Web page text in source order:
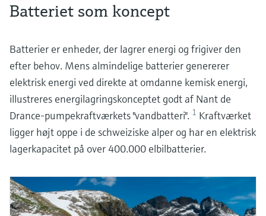
Batteriet som koncept
Batterier er enheder, der lagrer energi og frigiver den
efter behov. Mens almindelige batterier genererer
elektrisk energi ved direkte at omdanne kemisk energi,
illustreres energilagringskonceptet godt af Nant de
Drance-pumpekraftværkets "vandbatteri". 1 Kraftværket
ligger højt oppe i de schweiziske alper og har en elektrisk
lagerkapacitet på over 400.000 elbilbatterier.